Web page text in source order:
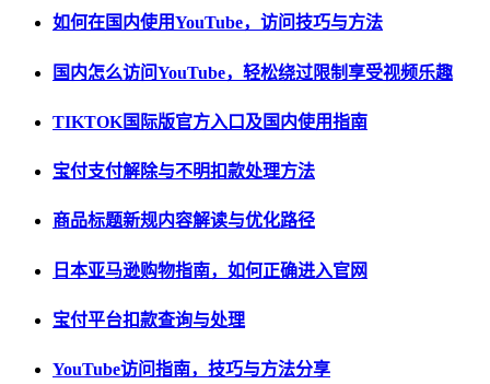
如何在国内使用YouTube，访问技巧与方法
国内怎么访问YouTube，轻松绕过限制享受视频乐趣
TIKTOK国际版官方入口及国内使用指南
宝付支付解除与不明扣款处理方法
商品标题新规内容解读与优化路径
日本亚马逊购物指南，如何正确进入官网
宝付平台扣款查询与处理
YouTube访问指南，技巧与方法分享